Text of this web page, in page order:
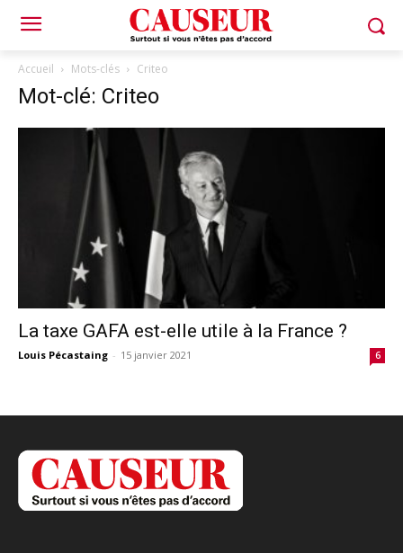
Accueil Mots-clés Criteo
Mot-clé: Criteo
La taxe GAFA est-elle utile à la France ?
Louis Pécastaing - 15 janvier 2021 6